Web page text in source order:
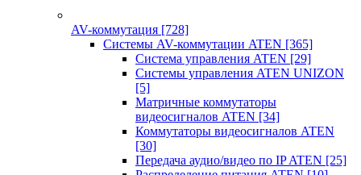
AV-коммутация [728]
Системы AV-коммутации ATEN [365]
Система управления ATEN [29]
Системы управления ATEN UNIZON
[5]
Матричные коммутаторы
видеосигналов ATEN [34]
Коммутаторы видеосигналов ATEN
[30]
Передача аудио/видео по IP ATEN [25]